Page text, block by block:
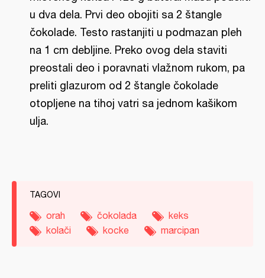
u dva dela. Prvi deo obojiti sa 2 štangle
čokolade. Testo rastanjiti u podmazan pleh
na 1 cm debljine. Preko ovog dela staviti
preostali deo i poravnati vlažnom rukom, pa
preliti glazurom od 2 štangle čokolade
otopljene na tihoj vatri sa jednom kašikom
ulja.
TAGOVI
orah čokolada
keks
kolači
kocke marcipan